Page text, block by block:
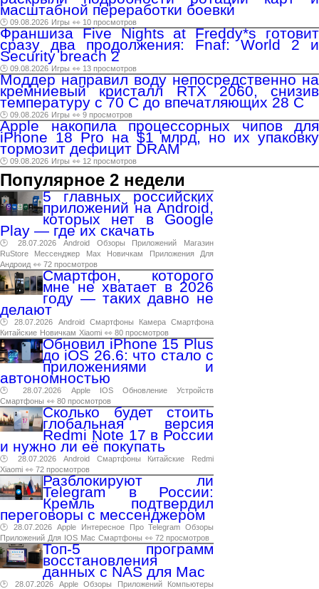
масштабной переработки боевки
🕑 09.08.2026 Игры 👀 10 просмотров
Франшиза Five Nights at Freddy*s готовит
сразу два продолжения: Fnaf: World 2 и
Security breach 2
🕑 09.08.2026 Игры 👀 13 просмотров
Моддер направил воду непосредственно на
кремниевый кристалл RTX 2060, снизив
температуру с 70 C до впечатляющих 28 C
🕑 09.08.2026 Игры 👀 9 просмотров
Apple накопила процессорных чипов для
iPhone 18 Pro на $1 млрд, но их упаковку
тормозит дефицит DRAM
🕑 09.08.2026 Игры 👀 12 просмотров
Популярное 2 недели
5 главных российских
приложений на Android,
которых нет в Google
Play — где их скачать
🕑 28.07.2026 Android Обзоры Приложений
Магазин
RuStore
Мессенджер Max Новичкам Приложения
Для
Андроид 👀 72 просмотров
Смартфон, которого
мне не хватает в 2026
году — таких давно не
делают
🕑 28.07.2026 Android Смартфоны Камера Смартфона
Китайские Новичкам Xiaomi 👀 80 просмотров
Обновил iPhone 15 Plus
до iOS 26.6: что стало с
приложениями и
автономностью
🕑 28.07.2026 Apple IOS Обновление
Устройств
Смартфоны 👀 80 просмотров
Сколько будет стоить
глобальная версия
Redmi Note 17 в России
и нужно ли её покупать
🕑 28.07.2026 Android Смартфоны Китайские
Redmi
Xiaomi 👀 72 просмотров
Разблокируют ли
Telegram в России:
Кремль подтвердил
переговоры с мессенджером
🕑 28.07.2026 Apple Интересное Про Telegram Обзоры
Приложений Для IOS Mac Смартфоны 👀 72 просмотров
Топ-5 программ
восстановления
данных с NAS для Mac
🕑 28.07.2026 Apple Обзоры Приложений
Компьютеры